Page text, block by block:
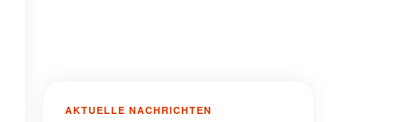
AKTUELLE NACHRICHTEN